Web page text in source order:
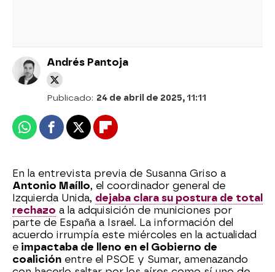
Andrés Pantoja
Publicado: 24 de abril de 2025, 11:11
WhatsappFacebook
X Flipboard
En la entrevista previa de Susanna Griso a
Antonio Maíllo, el coordinador general de
Izquierda Unida, dejaba clara su postura de total
rechazo a la adquisición de municiones por
parte de España a Israel. La información del
acuerdo irrumpía este miércoles en la actualidad
e impactaba de lleno en el Gobierno de
coalición entre el PSOE y Sumar, amenazando